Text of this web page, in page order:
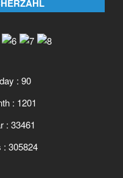
: 90
: 1201
: 33461
305824